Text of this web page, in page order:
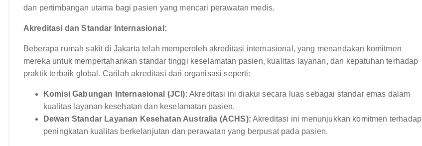
dan pertimbangan utama bagi pasien yang mencari perawatan medis.
Akreditasi dan Standar Internasional:
Beberapa rumah sakit di Jakarta telah memperoleh akreditasi internasional, yang menandakan komitmen
mereka untuk mempertahankan standar tinggi keselamatan pasien, kualitas layanan, dan kepatuhan terhadap
praktik terbaik global. Carilah akreditasi dari organisasi seperti:
Komisi Gabungan Internasional (JCI): Akreditasi ini diakui secara luas sebagai standar emas dalam
kualitas layanan kesehatan dan keselamatan pasien.
Dewan Standar Layanan Kesehatan Australia (ACHS): Akreditasi ini menunjukkan komitmen terhadap
peningkatan kualitas berkelanjutan dan perawatan yang berpusat pada pasien.